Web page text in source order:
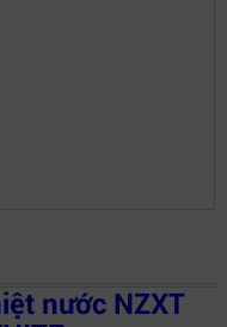
nước NZXT